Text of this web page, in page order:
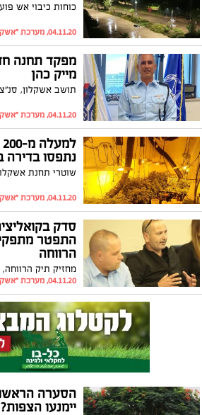
04.11.20, מערכת "אשקלונים"
מפקד תחנה
מייק כהן
04.11.20, מערכת "אשקלונים"
נתפסו בדירה
04.11.20, מערכת "אשקלונים"
סדק
התפטר
הרווחה
04.11.20, מערכת "אשקלונים"
הסערה
יימנעו הצפות?